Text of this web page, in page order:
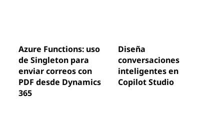
Azure Functions: uso
de Singleton para
enviar correos con
PDF desde Dynamics
365
Diseña
conversaciones
inteligentes en
Copilot Studio